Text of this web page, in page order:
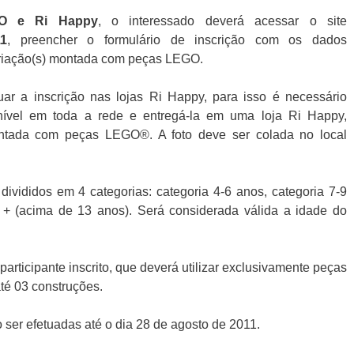
e Ri Happy, o interessado deverá acessar o site
, preencher o formulário de inscrição com os dados
montada com peças LEGO.
a inscrição nas lojas Ri Happy, para isso é necessário
em toda a rede e entregá-la em uma loja Ri Happy,
com peças LEGO®. A foto deve ser colada no local
em 4 categorias: categoria 4-6 anos, categoria 7-9
(acima de 13 anos). Será considerada válida a idade do
inscrito, que deverá utilizar exclusivamente peças
03 construções.
efetuadas até o dia 28 de agosto de 2011.